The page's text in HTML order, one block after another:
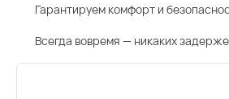
Гарантируем комфорт и
Всегда вовремя — никаких